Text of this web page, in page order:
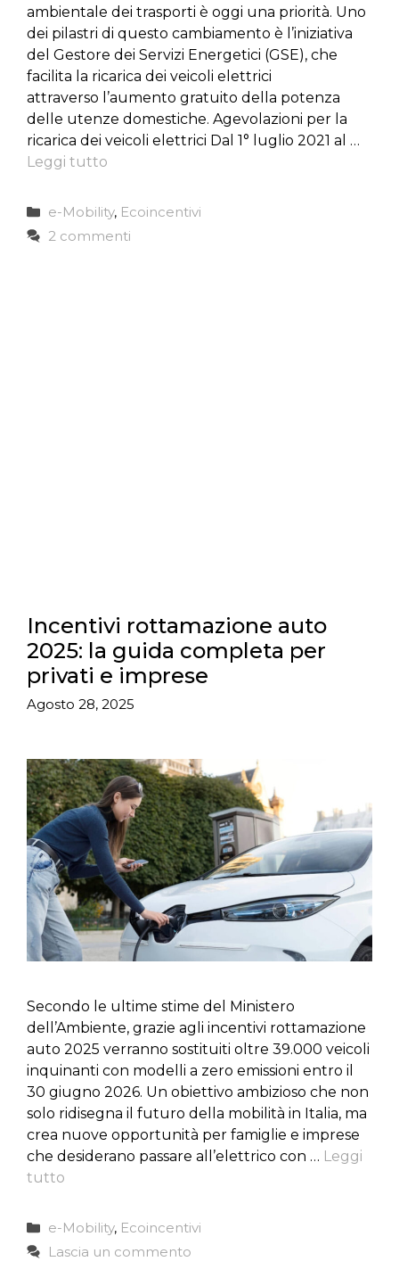
ambientale dei trasporti è oggi una priorità. Uno
dei pilastri di questo cambiamento è l’iniziativa
del Gestore dei Servizi Energetici (GSE), che
facilita la ricarica dei veicoli elettrici
attraverso l’aumento gratuito della potenza
delle utenze domestiche. Agevolazioni per la
ricarica dei veicoli elettrici Dal 1° luglio 2021 al …
Leggi tutto
Categorie
e-Mobility, Ecoincentivi
2 commenti
Incentivi rottamazione auto
2025: la guida completa per
privati e imprese
Agosto 28, 2025
Secondo le ultime stime del Ministero
dell’Ambiente, grazie agli incentivi rottamazione
auto 2025 verranno sostituiti oltre 39.000 veicoli
inquinanti con modelli a zero emissioni entro il
30 giugno 2026. Un obiettivo ambizioso che non
solo ridisegna il futuro della mobilità in Italia, ma
crea nuove opportunità per famiglie e imprese
che desiderano passare all’elettrico con … Leggi
tutto
Categorie
e-Mobility, Ecoincentivi
Lascia un commento